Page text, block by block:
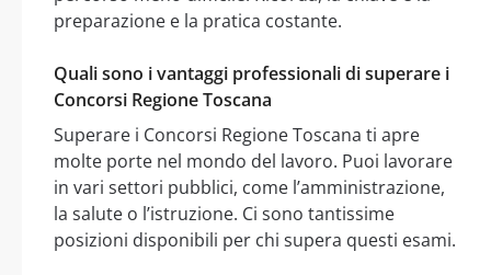
preparazione e la pratica costante.
Quali sono i vantaggi professionali di superare i
Concorsi Regione Toscana
Superare i Concorsi Regione Toscana ti apre
molte porte nel mondo del lavoro. Puoi lavorare
in vari settori pubblici, come l’amministrazione,
la salute o l’istruzione. Ci sono tantissime
posizioni disponibili per chi supera questi esami.